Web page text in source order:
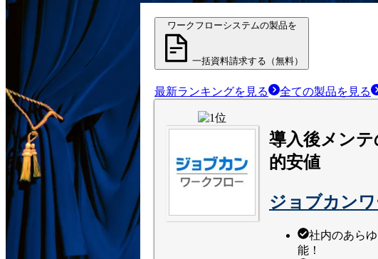
ワークフローシステムの製品を
一括資料請求する（無料）
最新ランキングを見る 全ての製品を見る
導入後メン
的安値
ジョブカン
社内のあら
能！